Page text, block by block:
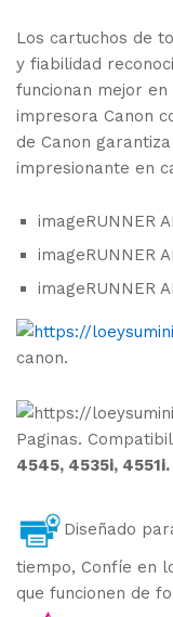
Los cartuchos de
y fiabilidad
funcionan mejor
impresora Canon
de Canon
impresionante en
imageRUNNER
imageRUNNER
imageRUNNER
canon.
Paginas.
4545, 4535i, 4551i.
Diseñado
tiempo, Confíe en
que funcionen de